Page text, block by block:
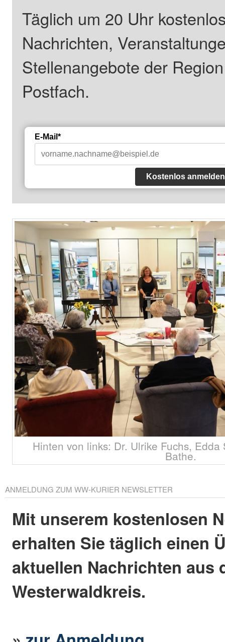
Täglich um 20 Uhr
Nachrichten,
Stellenangebote der
Postfach.
E-Mail*
Kostenlos anmelden
Hinten von links: Dr. Ulrike Fuchs,
Bathe.
ANMELDUNG ZUM WW-KURIER NEWSLETTER
Mit unserem kostenlosen
erhalten Sie täglich einen
aktuellen Nachrichten aus
Westerwaldkreis.